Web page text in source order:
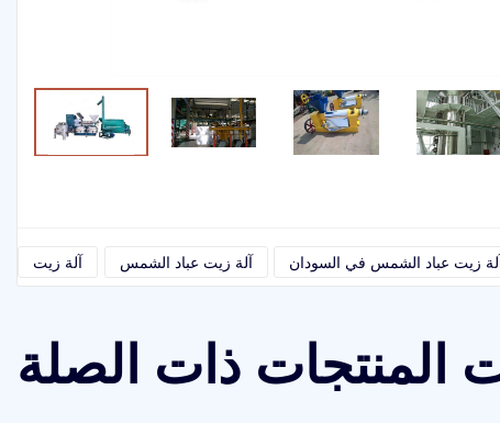
آلة زيت آلة زيت عباد الشمس زيت عباد الشمس في السودان
المنتجات ذات الصلة